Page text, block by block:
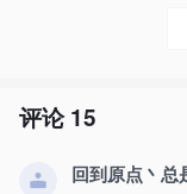
评论15
回到原点丶总